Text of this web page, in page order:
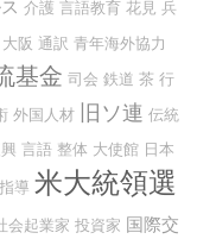
介護 言語教育 花見 兵
大阪 通訳 青年海外協力
基金 司会 鉄道 茶 行
外国人材 旧ソ連 伝統
言語 整体 大使館 日本
導 米大統領選
会起業家 投資家 国際交